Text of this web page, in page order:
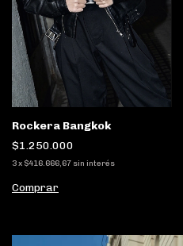
Rockera Bangkok
$1.250.000
3x $416.666,67 sin interés
Comprar